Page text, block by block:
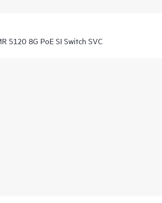
5120 8G PoE SI Switch SVC